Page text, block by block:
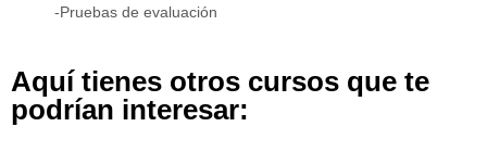
-Pruebas de evaluación
Aquí tienes otros cursos que te
podrían interesar: